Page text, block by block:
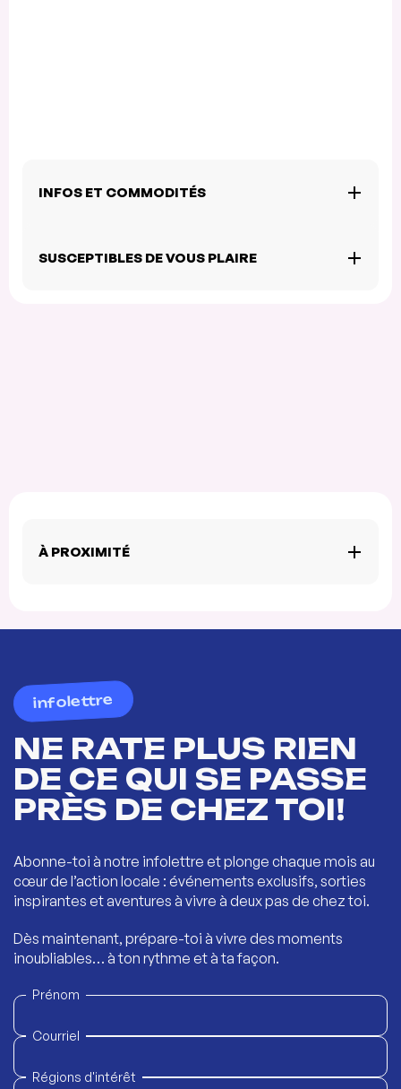
INFOS ET COMMODITÉS
SUSCEPTIBLES DE VOUS PLAIRE
À PROXIMITÉ
infolettre
NE RATE PLUS RIEN
DE CE QUI SE PASSE
PRÈS DE CHEZ TOI!
Abonne-toi à notre infolettre et plonge chaque mois au
cœur de l’action locale : événements exclusifs, sorties
inspirantes et aventures à vivre à deux pas de chez toi.
Dès maintenant, prépare-toi à vivre des moments
inoubliables… à ton rythme et à ta façon.
Prénom
Courriel
Régions d'intérêt